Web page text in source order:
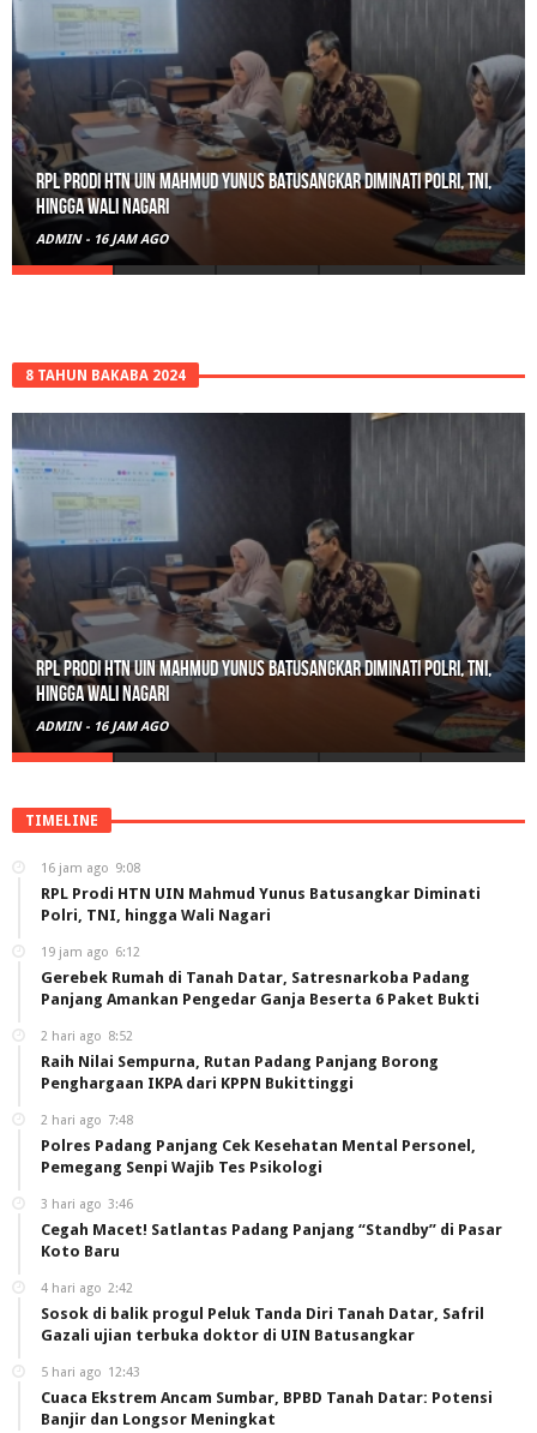
RPL Prodi HTN UIN Mahmud Yunus Batusangkar Diminati Polri, TNI,
hingga Wali Nagari
ADMIN - 16 JAM AGO
8 TAHUN BAKABA 2024
RPL Prodi HTN UIN Mahmud Yunus Batusangkar Diminati Polri, TNI,
hingga Wali Nagari
ADMIN - 16 JAM AGO
TIMELINE
16 jam ago 9:08
RPL Prodi HTN UIN Mahmud Yunus Batusangkar Diminati
Polri, TNI, hingga Wali Nagari
19 jam ago 6:12
Gerebek Rumah di Tanah Datar, Satresnarkoba Padang
Panjang Amankan Pengedar Ganja Beserta 6 Paket Bukti
2 hari ago 8:52
Raih Nilai Sempurna, Rutan Padang Panjang Borong
Penghargaan IKPA dari KPPN Bukittinggi
2 hari ago 7:48
Polres Padang Panjang Cek Kesehatan Mental Personel,
Pemegang Senpi Wajib Tes Psikologi
3 hari ago 3:46
Cegah Macet! Satlantas Padang Panjang “Standby” di Pasar
Koto Baru
4 hari ago 2:42
Sosok di balik progul Peluk Tanda Diri Tanah Datar, Safril
Gazali ujian terbuka doktor di UIN Batusangkar
5 hari ago 12:43
Cuaca Ekstrem Ancam Sumbar, BPBD Tanah Datar: Potensi
Banjir dan Longsor Meningkat